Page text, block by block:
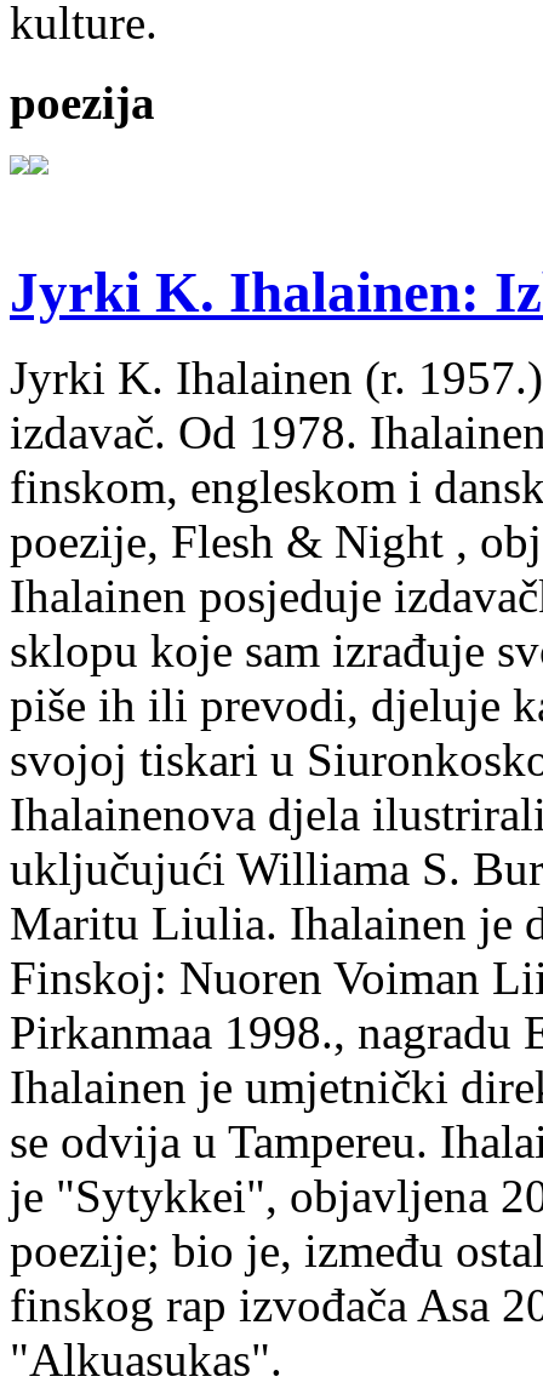
kulture.
poezija
Jyrki K. Ihalainen:
Jyrki K. Ihalainen (r.
izdavač. Od 1978.
finskom, engleskom i
poezije, Flesh & Night ,
Ihalainen posjeduje
sklopu koje sam izrađuje
piše ih ili prevodi, djeluje
svojoj tiskari u
Ihalainenova djela
uključujući Williama S.
Maritu Liulia. Ihalainen je
Finskoj: Nuoren Voiman
Pirkanmaa 1998.,
Ihalainen je umjetnički
se odvija u Tampereu.
je "Sytykkei", objavljena
poezije; bio je, između
finskog rap izvođača Asa
"Alkuasukas".